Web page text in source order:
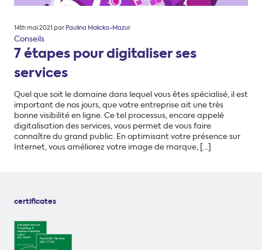
Posté
le
14th mai 2021 par Paulina Molicka-Mazur
Conseils
7 étapes pour digitaliser ses
services
Quel que soit le domaine dans lequel vous êtes spécialisé, il est
important de nos jours, que votre entreprise ait une très
bonne visibilité en ligne. Ce tel processus, encore appelé
digitalisation des services, vous permet de vous faire
connaître du grand public. En optimisant votre présence sur
Internet, vous améliorez votre image de marque, […]
certificates